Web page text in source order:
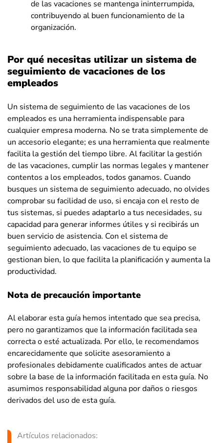
de las vacaciones se mantenga ininterrumpida,
contribuyendo al buen funcionamiento de la
organización.
Por qué necesitas utilizar un sistema de
seguimiento de vacaciones de los
empleados
Un sistema de seguimiento de las vacaciones de los
empleados es una herramienta indispensable para
cualquier empresa moderna. No se trata simplemente de
un accesorio elegante; es una herramienta que realmente
facilita la gestión del tiempo libre. Al facilitar la gestión
de las vacaciones, cumplir las normas legales y mantener
contentos a los empleados, todos ganamos. Cuando
busques un sistema de seguimiento adecuado, no olvides
comprobar su facilidad de uso, si encaja con el resto de
tus sistemas, si puedes adaptarlo a tus necesidades, su
capacidad para generar informes útiles y si recibirás un
buen servicio de asistencia. Con el sistema de
seguimiento adecuado, las vacaciones de tu equipo se
gestionan bien, lo que facilita la planificación y aumenta la
productividad.
Nota de precaución importante
Al elaborar esta guía hemos intentado que sea precisa,
pero no garantizamos que la información facilitada sea
correcta o esté actualizada. Por ello, le recomendamos
encarecidamente que solicite asesoramiento a
profesionales debidamente cualificados antes de actuar
sobre la base de la información facilitada en esta guía. No
asumimos responsabilidad alguna por daños o riesgos
derivados del uso de esta guía.
Artículos relacionados: